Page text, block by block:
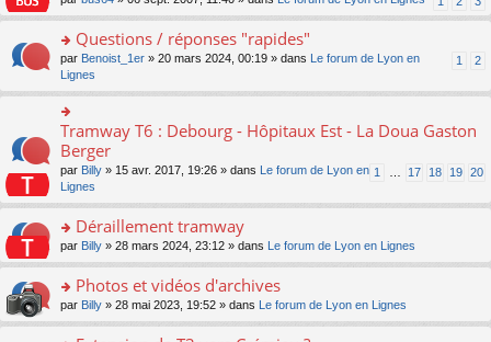
s
ré
c
e
nt
pl
u
s
ré
c
e
nt
e
n
o
n
lu
le
pl
u
s
ré
c
e
nt
le
m
e
s
s
g
n
o
n
lu
le
u
s
ré
c
e
n
ult
er
le
m
e
s
g
o
n
lu
pl
u
s
o
s
ult
er
le
m
e
s
s
a
e
o
n
lu
Questions / réponses "rapides"
1 2
par Benoist_1er » 20 mars 2024, 00:19 » dans
Le forum de Lyon en
Lignes
o
n
ult
er
le
m
e
s
a
g
e
Tramway T6 : Debourg - Hôpitaux Est - La Doua Gaston
Berger
1 17 18 19 20
par Billy » 15 avr. 2017, 19:26 » dans
Le forum de Lyon en
Lignes
o
n
ult
er
le
Déraillement tramway
par Billy » 28 mars 2024, 23:12 » dans Le forum de Lyon en Lignes
o
n
Photos et vidéos d'archives
par Billy » 28 mai 2023, 19:52 » dans Le forum de Lyon en Lignes